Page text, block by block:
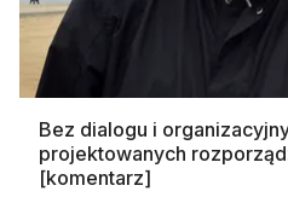
Bez dialogu i
projektowanych
[komentarz]